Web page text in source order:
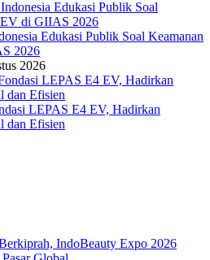
Edukasi Publik Soal Keamanan
2026
2026
LEPAS E4 EV, Hadirkan
dan Efisien